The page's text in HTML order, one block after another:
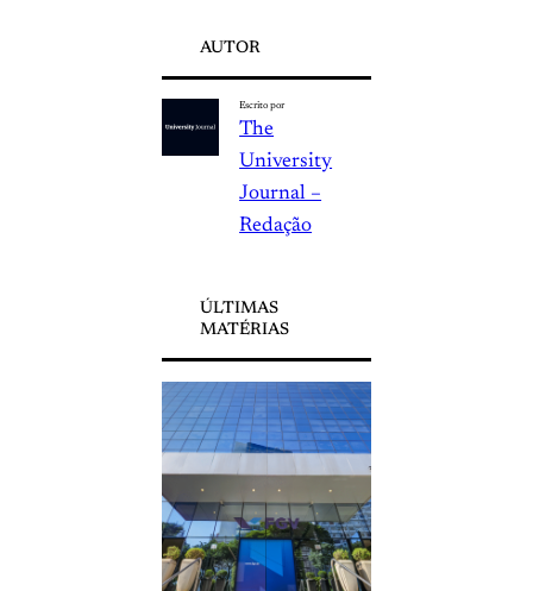
AUTOR
Escrito por
The
University
Journal –
Redação
ÚLTIMAS
MATÉRIAS